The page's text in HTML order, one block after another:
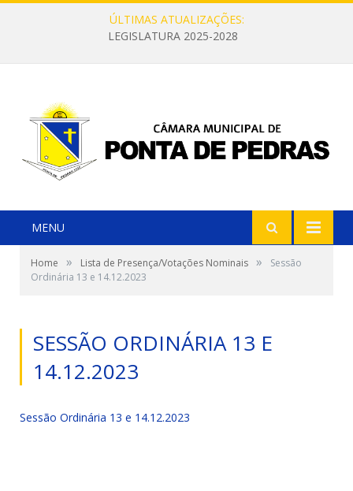
ÚLTIMAS ATUALIZAÇÕES:
LEGISLATURA 2025-2028
MENU
Home » Lista de Presença/Votações Nominais »
Sessão
Ordinária 13 e 14.12.2023
SESSÃO ORDINÁRIA 13 E
14.12.2023
Sessão Ordinária 13 e 14.12.2023